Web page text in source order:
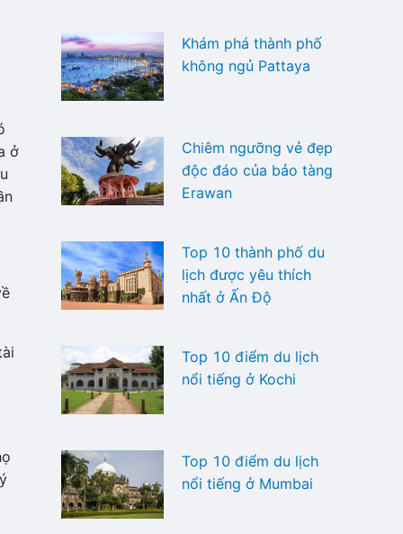
ở
Khám phá thành phố
không ngủ Pattaya
Chiêm ngưỡng vẻ đẹp
độc đáo của bảo tàng
Erawan
Top 10 thành phố du
lịch được yêu thích
nhất ở Ấn Độ
Top 10 điểm du lịch
nổi tiếng ở Kochi
Top 10 điểm du lịch
nổi tiếng ở Mumbai